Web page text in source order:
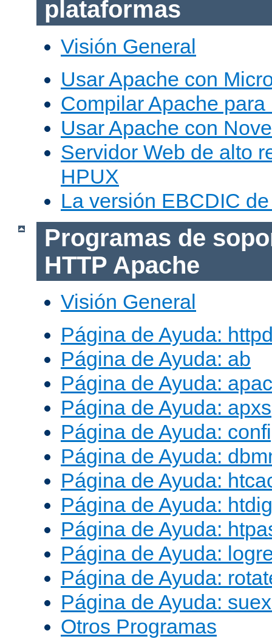
plataformas
Visión General
Usar Apache con
Compilar Apache
Usar Apache con
Servidor Web de alto
HPUX
La versión EBCDIC
Programas de
HTTP Apache
Visión General
Página de Ayuda:
Página de Ayuda: ab
Página de Ayuda:
Página de Ayuda: apxs
Página de Ayuda:
Página de Ayuda:
Página de Ayuda:
Página de Ayuda:
Página de Ayuda:
Página de Ayuda:
Página de Ayuda:
Página de Ayuda:
Otros Programas